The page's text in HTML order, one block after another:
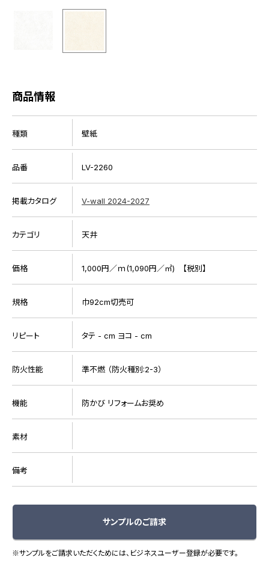
商品情報
種類 壁紙
品番 LV-2260
掲載カタログ V-wall 2024-2027
カテゴリ 天井
価格 1,000円／ｍ(1,090円／㎡) 【税別】
規格 巾92cm切売可
リピート タテ - cm ヨコ - cm
防火性能 準不燃 （防火種別:2-3）
機能 防かび リフォームお奨め
素材
備考
サンプルのご請求
※サンプルをご請求いただくためには、ビジネスユーザー登録が必要です。